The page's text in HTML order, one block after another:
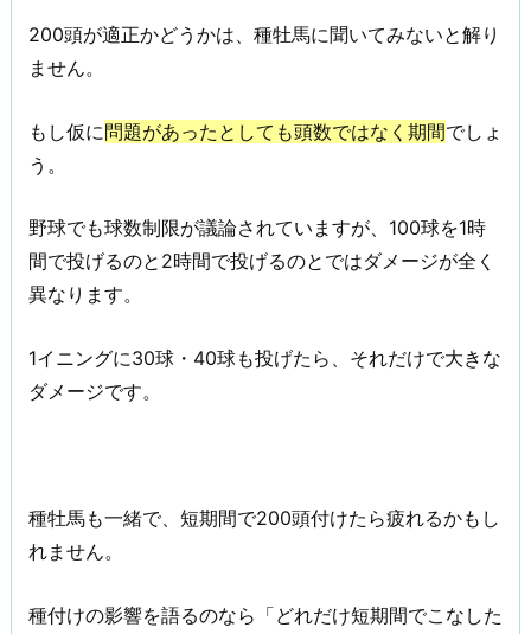
200頭が適正かどうかは、種牡馬に聞いてみないと解り
ません。
もし仮に問題があったとしても頭数ではなく期間でしょ
う。
野球でも球数制限が議論されていますが、100球を1時
間で投げるのと2時間で投げるのとではダメージが全く
異なります。
1イニングに30球・40球も投げたら、それだけで大きな
ダメージです。
種牡馬も一緒で、短期間で200頭付けたら疲れるかもし
れません。
種付けの影響を語るのなら「どれだけ短期間でこなした